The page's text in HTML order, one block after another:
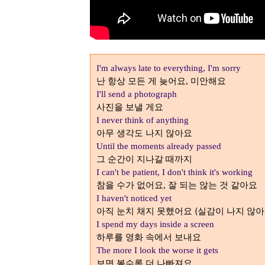
I'm always late to everything, I'm sorry
난 항상 모든 게 늦어요, 미안해요
I'll send a photograph
사진을 보낼 게요
I never think of anything
아무 생각도 나지 않아요
Until the moments already passed
그 순간이 지나갈 때까지
I can't be patient, I don't think it's working
참을 수가 없어요, 잘 되는 않는 것 같아요
I haven't noticed yet
아직 눈치 채지 못했어요 (실감이 나지 않
I spend my days inside a screen
하루를 영화 속에서 보내요
The more I look the worse it gets